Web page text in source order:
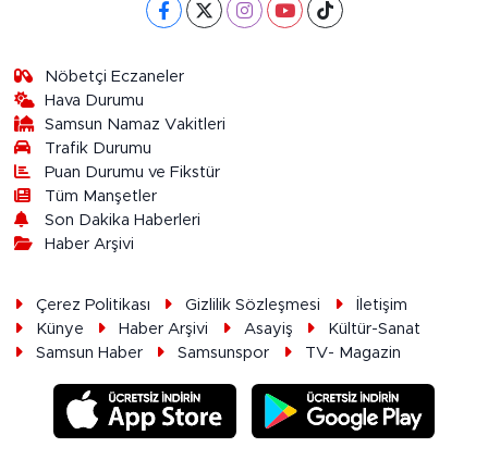
Nöbetçi Eczaneler
Hava Durumu
Samsun Namaz Vakitleri
Trafik Durumu
Puan Durumu ve Fikstür
Tüm Manşetler
Son Dakika Haberleri
Haber Arşivi
Çerez Politikası Gizlilik Sözleşmesi
İletişim
Künye
Haber Arşivi Asayiş
Kültür-Sanat
Samsun Haber
Samsunspor TV- Magazin